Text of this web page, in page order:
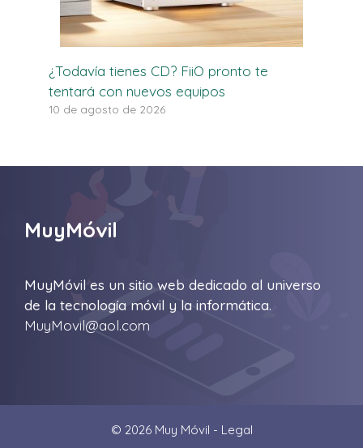
¿Todavía tienes CD? FiiO pronto te
tentará con nuevos equipos
10 de agosto de 2026
MuyMóvil
MuyMóvil es un sitio web dedicado al universo
de la tecnología móvil y la informática.
MuyMovil@aol.com
© 2026 Muy Móvil - Legal